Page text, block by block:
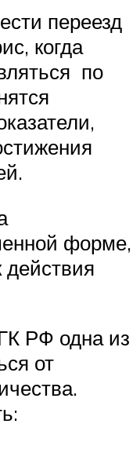
переезд
когда
по
форме,
действия
РФ одна из
от